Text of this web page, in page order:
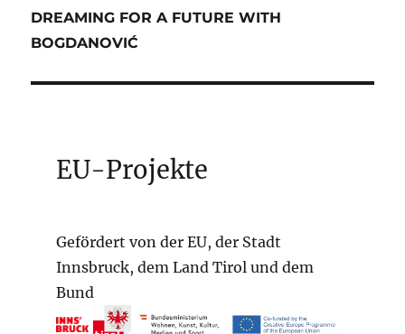
Nächster
Beitrag:
DREAMING FOR A FUTURE WITH
BOGDANOVIĆ
EU-Projekte
Gefördert von der EU, der Stadt
Innsbruck, dem Land Tirol und dem
Bund